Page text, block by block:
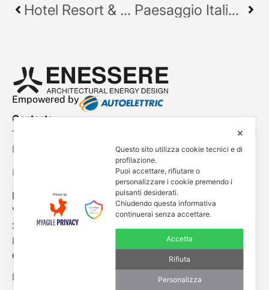
Hotel Resort & SPA | Indonesia Paesaggio Italiano | Assisi, Italia
Empowered by
Contacts
Tel. +39 0444 401001
E-mail: info@enessere.com
Legal Notes, Privacy, Cookies
ENESSERE S.r.l.
Via dell’Impresa, 9
36040 Brendola (VI) – Italy
P.iva/VAT n.: IT04112250248
Codice Univoco SDI n: A4707H7
Follow us
✕
Questo sito utilizza cookie tecnici e di
profilazione.
Puoi accettare, rifiutare o
personalizzare i cookie premendo i
pulsanti desiderati.
Chiudendo questa informativa
continuerai senza accettare.
Accetta
Rifiuta
Personalizza